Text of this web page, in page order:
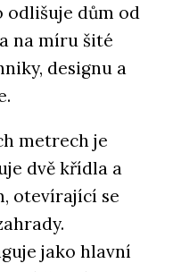
odlišuje dům od
na míru šité
designu a
metrech je
dvě křídla a
otevírající se
jako hlavní